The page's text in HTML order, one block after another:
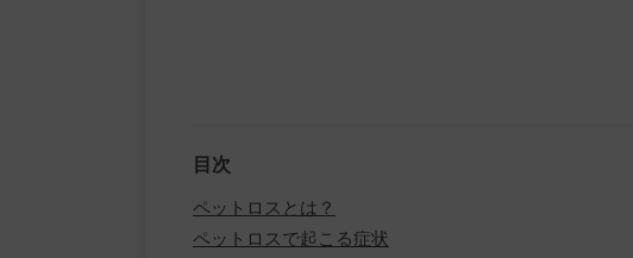
目次
ペットロスとは？
ペットロスで起こる症状